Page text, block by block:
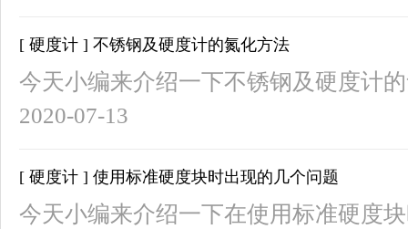
[ 硬度计 ] 不锈钢及硬度计的氮化方法
今天小编来介绍一下不锈钢及硬度计
2020-07-13
[ 硬度计 ] 使用标准硬度块时出现的几个问题
今天小编来介绍一下在使用标准硬度